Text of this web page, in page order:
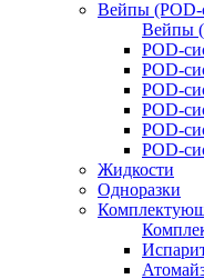
Вейпы (POD-
Вейпы
POD-
POD-
POD-
POD-
POD-
POD-
Жидкости
Одноразки